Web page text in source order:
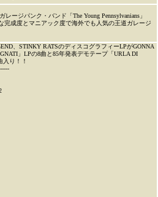
ージパンク・バンド「The Young Pennsylvanians」
完成度とマニアック度で海外でも人気の王道ガレージ
、STINKY RATSのディスコグラフィーLPがGONNA
」LPの8曲と85年発表デモテープ「URLA DI
り！！